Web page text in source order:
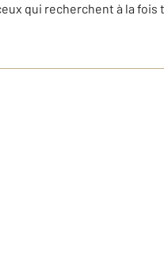
qui recherchent à la